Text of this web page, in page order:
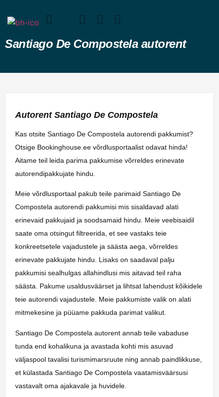
Santiago De Compostela autorent
Autorent Santiago De Compostela
Kas otsite Santiago De Compostela autorendi pakkumist?
Otsige Bookinghouse.ee võrdlusportaalist odavat hinda!
Aitame teil leida parima pakkumise võrreldes erinevate
autorendipakkujate hindu.
Meie võrdlusportaal pakub teile parimaid Santiago De
Compostela autorendi pakkumisi mis sisaldavad alati
erinevaid pakkujaid ja soodsamaid hindu. Meie veebisaidil
saate oma otsingut filtreerida, et see vastaks teie
konkreetsetele vajadustele ja säästa aega, võrreldes
erinevate pakkujate hindu. Lisaks on saadaval palju
pakkumisi sealhulgas allahindlusi mis aitavad teil raha
säästa. Pakume usaldusväärset ja lihtsat lahendust kõikidele
teie autorendi vajadustele. Meie pakkumiste valik on alati
mitmekesine ja püüame pakkuda parimat valikut.
Santiago De Compostela autorent annab teile vabaduse
tunda end kohalikuna ja avastada kohti mis asuvad
väljaspool tavalisi turismimarsruute ning annab paindlikkuse,
et külastada Santiago De Compostela vaatamisväärsusi
vastavalt oma ajakavale ja huvidele.